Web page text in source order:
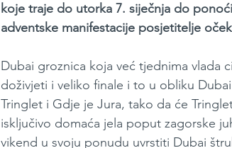
koje traje do utorka 7. siječnja do
adventske manifestacije posjetitelje
Dubai groznica koja već tjednima vlada
doživjeti i veliko finale i to u obliku
Tringlet i Gdje je Jura, tako da će
isključivo domaća jela poput zagorske
vikend u svoju ponudu uvrstiti Dubai